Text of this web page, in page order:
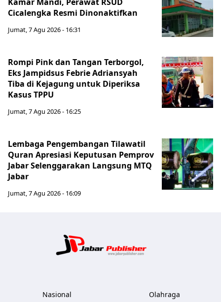
Cicalengka Resmi Dinonaktifkan
Jumat, 7 Agu 2026 - 16:31
Rompi Pink dan Tangan Terborgol,
Eks Jampidsus Febrie Adriansyah
Tiba di Kejagung untuk Diperiksa
Kasus TPPU
Jumat, 7 Agu 2026 - 16:25
Lembaga Pengembangan Tilawatil
Quran Apresiasi Keputusan Pemprov
Jabar Selenggarakan Langsung MTQ
Jabar
Jumat, 7 Agu 2026 - 16:09
Nasional Olahraga